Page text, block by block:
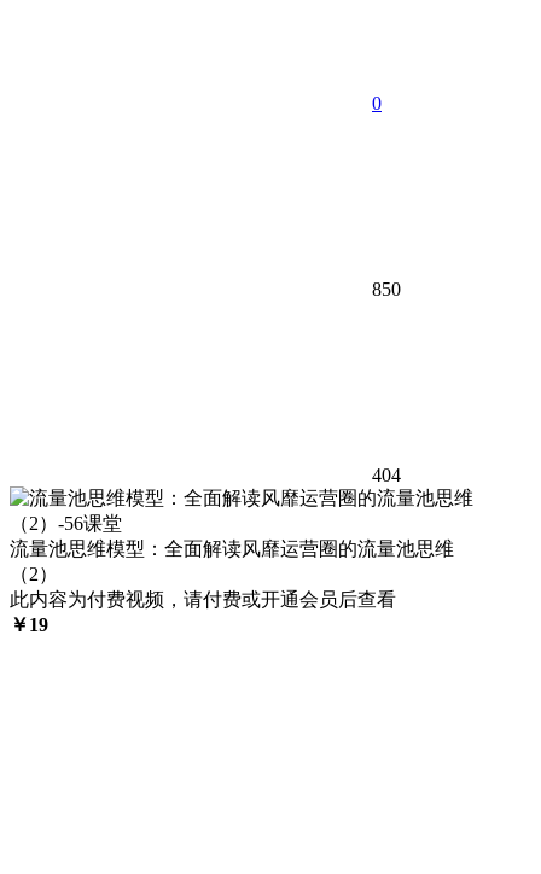
0
850
404
流量池思维模型：全面解读风靡运营圈的流量池思维
（2）
此内容为付费视频，请付费或开通会员后查看
￥19